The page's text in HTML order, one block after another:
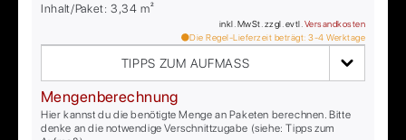
Inhalt/Paket:3,34 m²
inkl. MwSt. zzgl. evtl. Versandkosten
Die Regel-Lieferzeit beträgt: 3-4 Werktage
TIPPS ZUM AUFMASS
Mengenberechnung
Hier kannst du die benötigte Menge an Paketen berechnen. Bitte
denke an die notwendige Verschnittzugabe (siehe: Tipps zum